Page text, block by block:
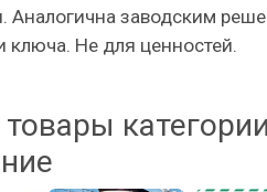
Аналогична заводским
ключа. Не для ценностей.